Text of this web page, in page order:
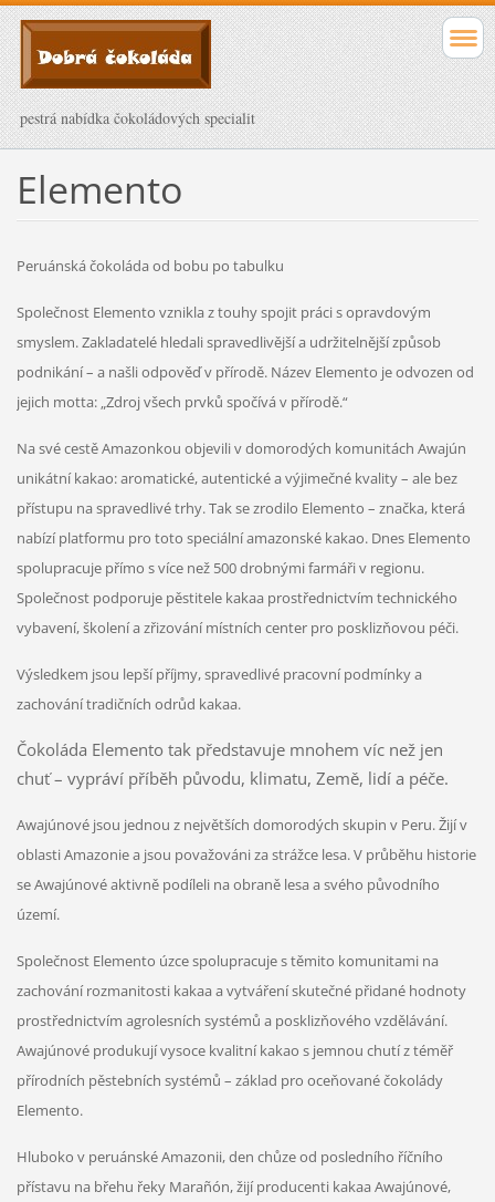
pestrá nabídka čokoládových specialit
Elemento
Peruánská čokoláda od bobu po tabulku
Společnost Elemento vznikla z touhy spojit práci s opravdovým
smyslem. Zakladatelé hledali spravedlivější a udržitelnější způsob
podnikání – a našli odpověď v přírodě. Název Elemento je odvozen od
jejich motta: „Zdroj všech prvků spočívá v přírodě.“
Na své cestě Amazonkou objevili v domorodých komunitách Awajún
unikátní kakao: aromatické, autentické a výjimečné kvality – ale bez
přístupu na spravedlivé trhy. Tak se zrodilo Elemento – značka, která
nabízí platformu pro toto speciální amazonské kakao. Dnes Elemento
spolupracuje přímo s více než 500 drobnými farmáři v regionu.
Společnost podporuje pěstitele kakaa prostřednictvím technického
vybavení, školení a zřizování místních center pro posklizňovou péči.
Výsledkem jsou lepší příjmy, spravedlivé pracovní podmínky a
zachování tradičních odrůd kakaa.
Čokoláda Elemento tak představuje mnohem víc než jen
chuť – vypráví příběh původu, klimatu, Země, lidí a péče.
Awajúnové jsou jednou z největších domorodých skupin v Peru. Žijí v
oblasti Amazonie a jsou považováni za strážce lesa. V průběhu historie
se Awajúnové aktivně podíleli na obraně lesa a svého původního
území.
Společnost Elemento úzce spolupracuje s těmito komunitami na
zachování rozmanitosti kakaa a vytváření skutečné přidané hodnoty
prostřednictvím agrolesních systémů a posklizňového vzdělávání.
Awajúnové produkují vysoce kvalitní kakao s jemnou chutí z téměř
přírodních pěstebních systémů – základ pro oceňované čokolády
Elemento.
Hluboko v peruánské Amazonii, den chůze od posledního říčního
přístavu na břehu řeky Marañón, žijí producenti kakaa Awajúnové,